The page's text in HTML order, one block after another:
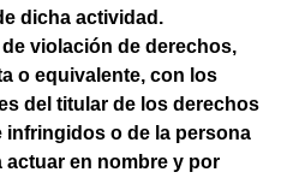
dicha actividad.
violación de derechos,
o equivalente, con los
del titular de los derechos
infringidos o de la persona
actuar en nombre y por